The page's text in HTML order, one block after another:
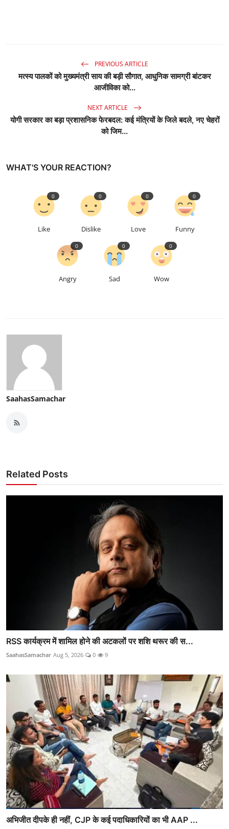
PREVIOUS ARTICLE
मत्स्य पालकों को मुख्यमंत्री साय की बड़ी सौगात, आधुनिक सामग्री बांटकर
आजीविका को...
NEXT ARTICLE
योगी सरकार का बड़ा प्रशासनिक फेरबदल: कई मंत्रियों के जिले बदले, नए चेहरों
को जिम...
WHAT'S YOUR REACTION?
Like
0
Dislike
0
Love
0
Funny
0
Angry
0
Sad
0
Wow
0
SaahasSamachar
Related Posts
RSS कार्यक्रम में शामिल होने की अटकलों पर शशि थरूर की स...
SaahasSamachar Aug 5, 2026 0 9
अभिजीत दीपके ही नहीं, CJP के कई पदाधिकारियों का भी AAP ...